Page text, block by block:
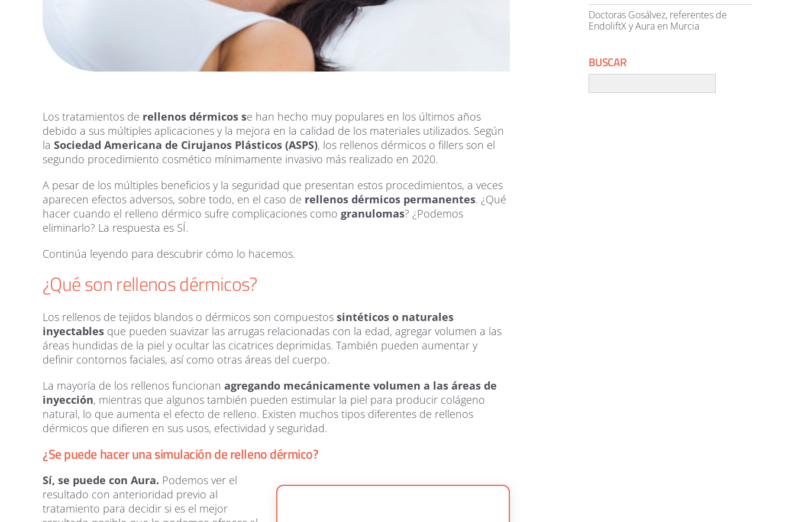
Los tratamientos de rellenos dérmicos se han hecho muy populares en los últimos años
debido a sus múltiples aplicaciones y la mejora en la calidad de los materiales utilizados. Según
la Sociedad Americana de Cirujanos Plásticos (ASPS), los rellenos dérmicos o fillers son el
segundo procedimiento cosmético mínimamente invasivo más realizado en 2020.
A pesar de los múltiples beneficios y la seguridad que presentan estos procedimientos, a veces
aparecen efectos adversos, sobre todo, en el caso de rellenos dérmicos permanentes. ¿Qué
hacer cuando el relleno dérmico sufre complicaciones como granulomas? ¿Podemos
eliminarlo? La respuesta es SÍ.
Continúa leyendo para descubrir cómo lo hacemos.
¿Qué son rellenos dérmicos?
Los rellenos de tejidos blandos o dérmicos son compuestos sintéticos o naturales
inyectables que pueden suavizar las arrugas relacionadas con la edad, agregar volumen a las
áreas hundidas de la piel y ocultar las cicatrices deprimidas. También pueden aumentar y
definir contornos faciales, así como otras áreas del cuerpo.
La mayoría de los rellenos funcionan agregando mecánicamente volumen a las áreas de
inyección, mientras que algunos también pueden estimular la piel para producir colágeno
natural, lo que aumenta el efecto de relleno. Existen muchos tipos diferentes de rellenos
dérmicos que difieren en sus usos, efectividad y seguridad.
¿Se puede hacer una simulación de relleno dérmico?
Sí, se puede con Aura. Podemos ver el
resultado con anterioridad previo al
tratamiento para decidir si es el mejor
Doctoras Gosálvez, referentes de
EndoliftX y Aura en Murcia
BUSCAR